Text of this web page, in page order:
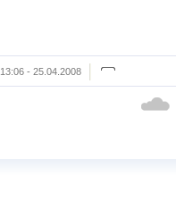
13:06 - 25.04.2008